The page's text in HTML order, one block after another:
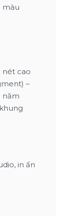
màu
nét cao
–
năm
in ấn